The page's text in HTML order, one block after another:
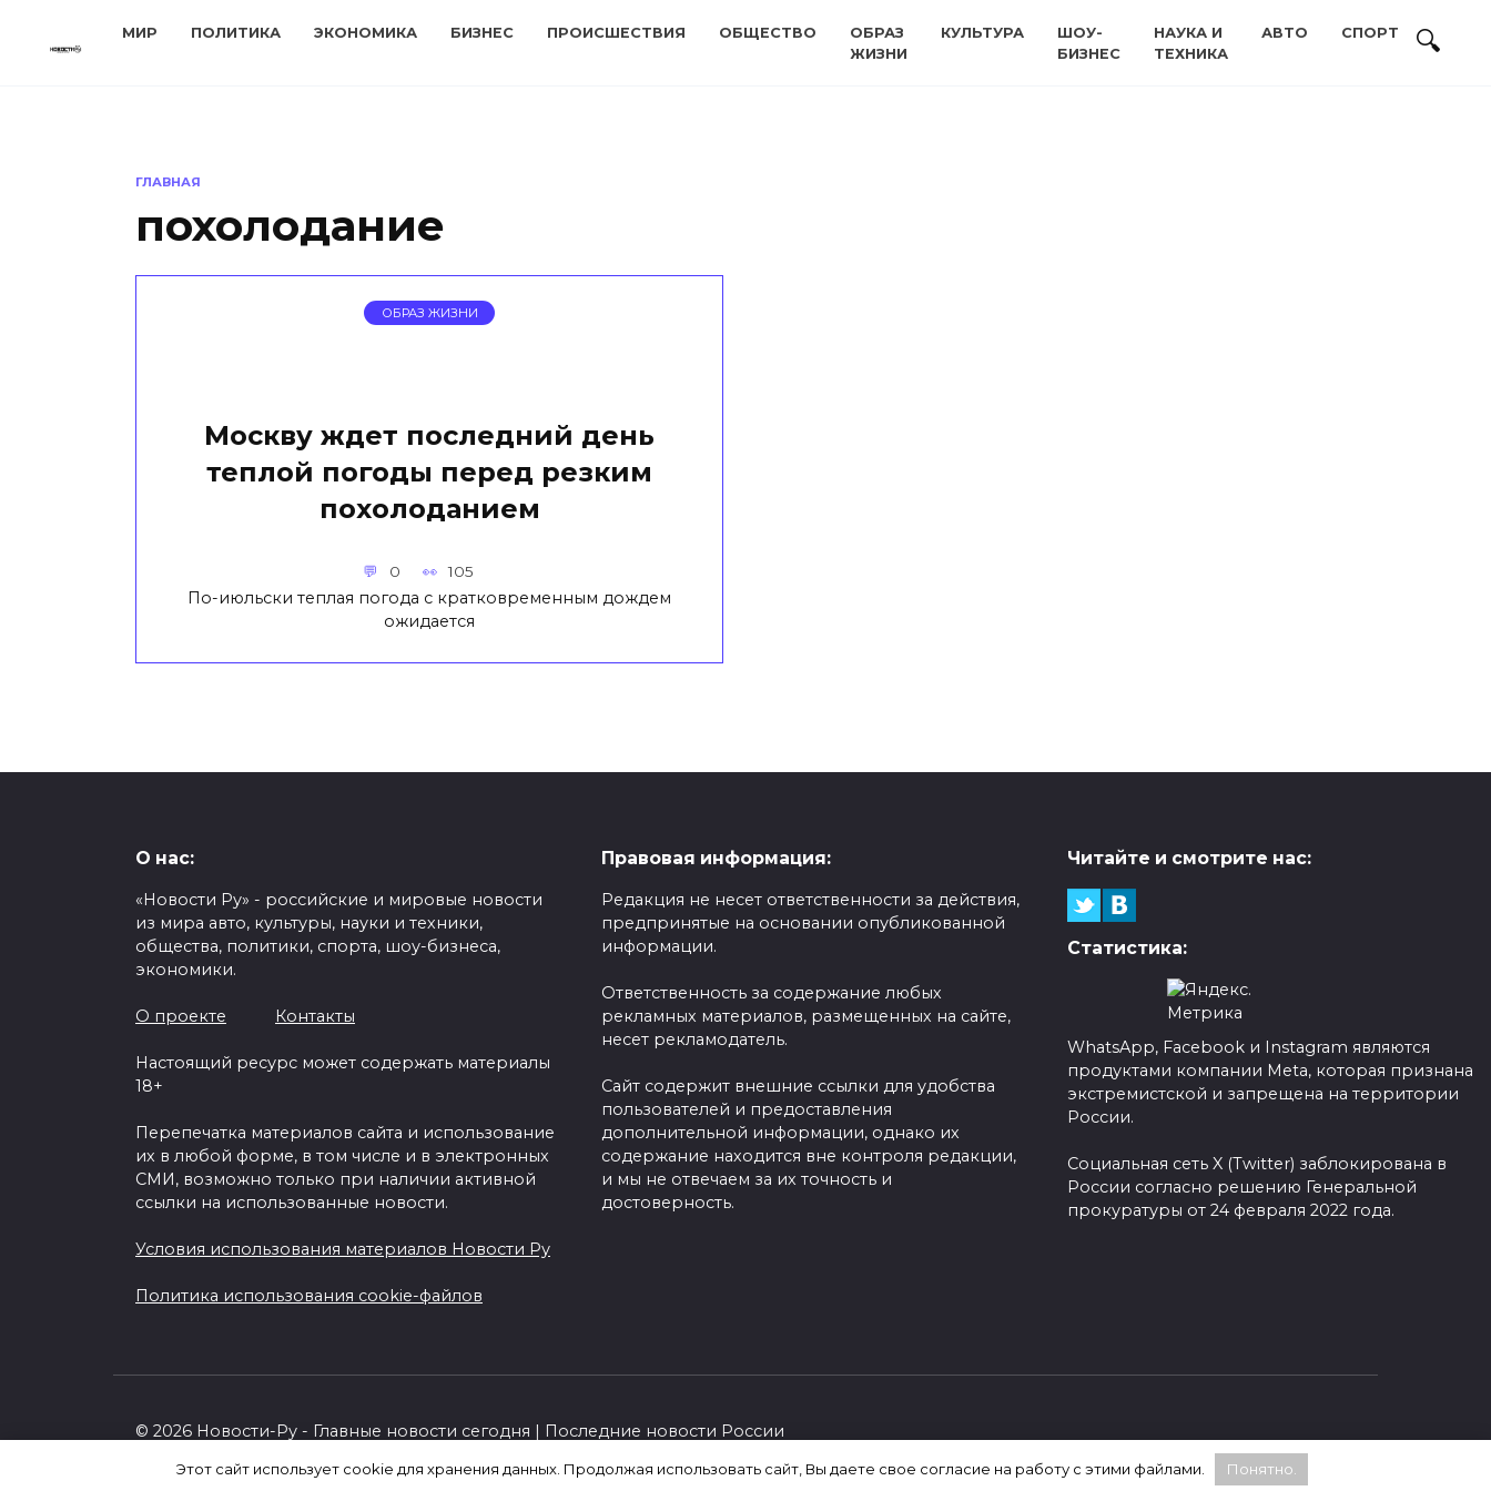
МИР ПОЛИТИКА ЭКОНОМИКА БИЗНЕС ПРОИСШЕСТВИЯ ОБЩЕСТВО
ОБРАЗ
ЖИЗНИ
КУЛЬТУРА
ШОУ-
БИЗНЕС
НАУКА И
ТЕХНИКА
АВТО СПОРТ
ГЛАВНАЯ
похолодание
ОБРАЗ ЖИЗНИ
Москву ждет последний день
теплой погоды перед резким
похолоданием
0 105
По-июльски теплая погода с кратковременным дождем
ожидается
О нас:
«Новости Ру» - российские и мировые новости
из мира авто, культуры, науки и техники,
общества, политики, спорта, шоу-бизнеса,
экономики.
О проекте Контакты
Настоящий ресурс может содержать материалы
18+
Перепечатка материалов сайта и использование
их в любой форме, в том числе и в электронных
СМИ, возможно только при наличии активной
ссылки на использованные новости.
Условия использования материалов Новости Ру
Политика использования cookie-файлов
Правовая информация:
Редакция не несет ответственности за действия,
предпринятые на основании опубликованной
информации.
Ответственность за содержание любых
рекламных материалов, размещенных на сайте,
несет рекламодатель.
Сайт содержит внешние ссылки для удобства
пользователей и предоставления
дополнительной информации, однако их
содержание находится вне контроля редакции,
и мы не отвечаем за их точность и
достоверность.
Читайте и смотрите нас:
Статистика:
WhatsApp, Facebook и Instagram являются
продуктами компании Meta, которая признана
экстремистской и запрещена на территории
России.
Социальная сеть X (Twitter) заблокирована в
России согласно решению Генеральной
прокуратуры от 24 февраля 2022 года.
© 2026 Новости-Ру - Главные новости сегодня | Последние новости России
Этот сайт использует cookie для хранения данных. Продолжая использовать сайт, Вы даете свое согласие на работу с этими файлами. Понятно.